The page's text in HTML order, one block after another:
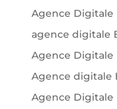
Agence Digitale
agence digitale
Agence Digitale
Agence digitale
Agence Digitale